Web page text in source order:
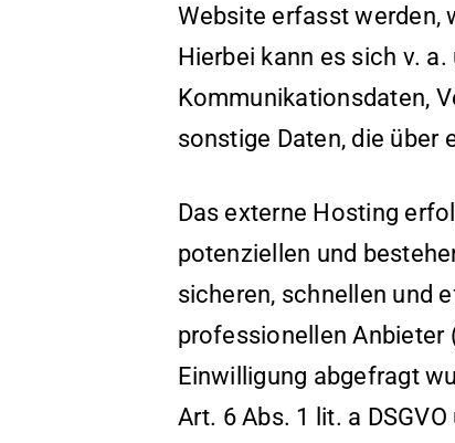
Website erfasst werden,
Hierbei kann es sich v.
Kommunikationsdaten,
sonstige Daten, die über
Das externe Hosting
potenziellen und
sicheren, schnellen und
professionellen Anbieter
Einwilligung abgefragt
Art. 6 Abs. 1 lit. a